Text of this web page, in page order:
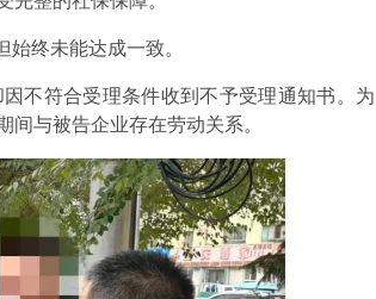
终未能达成一致。
不符合受理条件收到不予受理通知书。为
与被告企业存在劳动关系。